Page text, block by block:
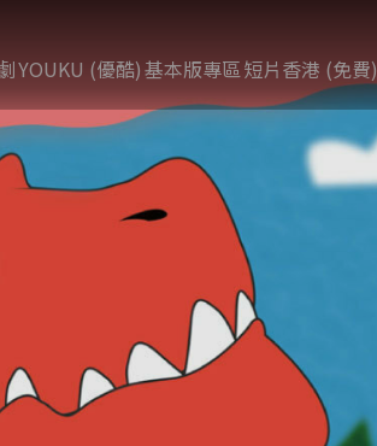
YOUKU (優酷)基本版專區短片香港 (免費)